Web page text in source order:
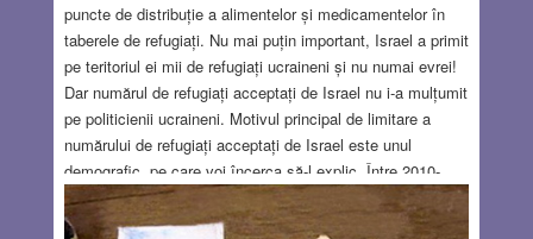
puncte de distribuție a alimentelor și medicamentelor în
taberele de refugiați. Nu mai puțin important, Israel a primit
pe teritoriul ei mii de refugiați ucraineni și nu numai evrei!
Dar numărul de refugiați acceptați de Israel nu i-a mulțumit
pe politicienii ucraineni. Motivul principal de limitare a
numărului de refugiați acceptați de Israel este unul
demografic, pe care voi încerca să-l explic. Între 2010-
2012, în Israel au intrat ilegal, prin Egipt, aproape 100.000
de fugari din Eritreea și din Sudanul de Sud, în căutarea